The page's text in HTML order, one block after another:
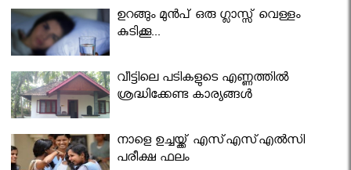
ഉറങ്ങും മുന്‍പ് ഒരു ഗ്ലാസ്സ് വെള്ളം
കുടിക്കൂ...
വീട്ടിലെ പടികളുടെ എണ്ണത്തിൽ
ശ്രദ്ധിക്കേണ്ട കാര്യങ്ങൾ
നാളെ ഉച്ചയ്ക്ക് എസ്എസ്എല്‍സി
പരീക്ഷ ഫലം